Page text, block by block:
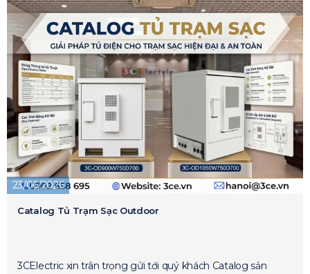
23/06/2026
Catalog Tủ Trạm Sạc Outdoor
3CElectric xin trân trọng gửi tới quý khách Catalog sản